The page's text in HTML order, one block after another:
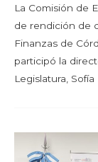
La Comisión de
de rendición de
Finanzas de
participó la
Legislatura, Sofía